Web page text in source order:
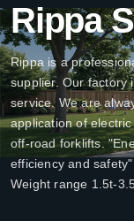
Rippa
Rippa is a
supplier. Our factory
service. We are
application of
off-road forklifts.
efficiency and
Weight range 1.5t-